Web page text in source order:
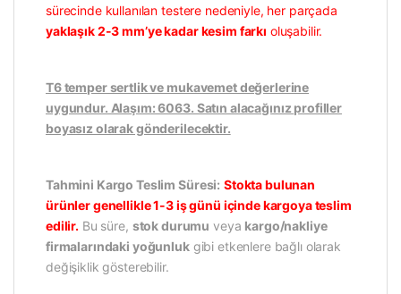
sürecinde kullanılan testere nedeniyle, her parçada
yaklaşık 2-3 mm’ye kadar kesim farkı oluşabilir.
T6 temper sertlik ve mukavemet değerlerine
uygundur. Alaşım: 6063. Satın alacağınız profiller
boyasız olarak gönderilecektir.
Tahmini Kargo Teslim Süresi: Stokta bulunan
ürünler genellikle 1-3 iş günü içinde kargoya teslim
edilir. Bu süre, stok durumu veya kargo/nakliye
firmalarındaki yoğunlukgibi etkenlere bağlı olarak
değişiklik gösterebilir.